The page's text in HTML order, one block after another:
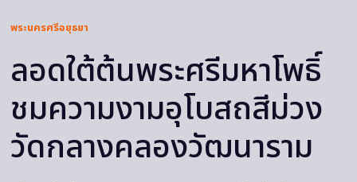
พระนครศรีอยุธยา
ลอดใต้ต้นพระศรีมหาโพธิ์
ชมความงามอุโบสถสีม่วง
วัดกลางคลองวัฒนาราม